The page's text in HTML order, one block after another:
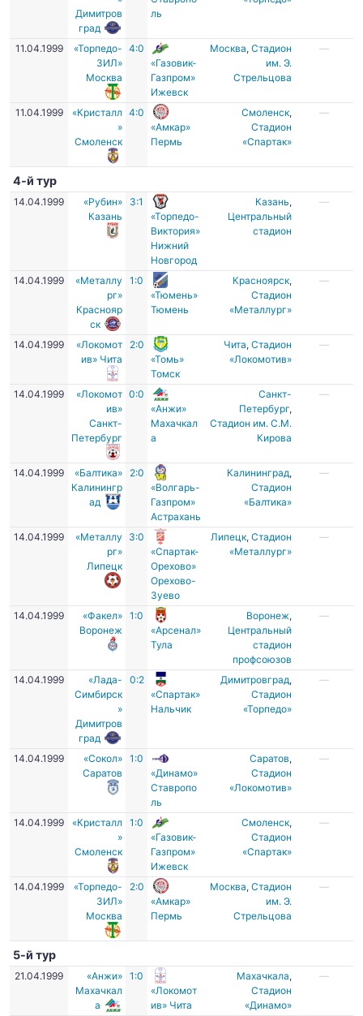
Димитров
град
ль
11.04.1999
«Торпедо-
ЗИЛ»
Москва
4:0
«Газовик-
Газпром»
Ижевск
Москва,Стадион
им. Э.
Стрельцова
—
11.04.1999
«Кристалл
»
Смоленск
4:0
«Амкар»
Пермь
Смоленск,
Стадион
«Спартак»
—
4-й тур
14.04.1999
«Рубин»
Казань
3:1
«Торпедо-
Виктория»
Нижний
Новгород
Казань,
Центральный
стадион
—
14.04.1999
«Металлу
рг»
Краснояр
ск
1:0
«Тюмень»
Тюмень
Красноярск,
Стадион
«Металлург»
—
14.04.1999
«Локомот
ив» Чита
2:0
«Томь»
Томск
Чита,Стадион
«Локомотив»
—
14.04.1999
«Локомот
ив»
Санкт-
Петербург
0:0
«Анжи»
Махачкал
а
Санкт-
Петербург,
Стадион им. С.М.
Кирова
—
14.04.1999
«Балтика»
Калинингр
ад
2:0
«Волгарь-
Газпром»
Астрахань
Калининград,
Стадион
«Балтика»
—
14.04.1999
«Металлу
рг»
Липецк
3:0
«Спартак-
Орехово»
Орехово-
Зуево
Липецк,Стадион
«Металлург»
—
14.04.1999
«Факел»
Воронеж
1:0
«Арсенал»
Тула
Воронеж,
Центральный
стадион
профсоюзов
—
14.04.1999
«Лада-
Симбирск
»
Димитров
град
0:2
«Спартак»
Нальчик
Димитровград,
Стадион
«Торпедо»
—
14.04.1999
«Сокол»
Саратов
1:0
«Динамо»
Ставропо
ль
Саратов,
Стадион
«Локомотив»
—
14.04.1999
«Кристалл
»
Смоленск
1:0
«Газовик-
Газпром»
Ижевск
Смоленск,
Стадион
«Спартак»
—
14.04.1999
«Торпедо-
ЗИЛ»
Москва
2:0
«Амкар»
Пермь
Москва,Стадион
им. Э.
Стрельцова
—
5-й тур
21.04.1999
«Анжи»
Махачкал
а
1:0
«Локомот
ив» Чита
Махачкала,
Стадион
«Динамо»
—